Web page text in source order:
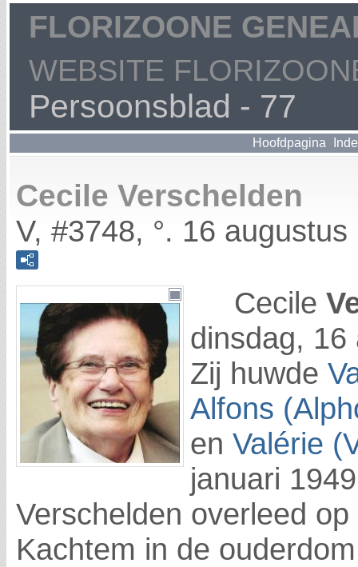
FLORIZOONE
WEBSITE
Persoonsblad - 77
Hoofdpagina
Cecile Verschelden
V, #3748, °. 16
Cecile
dinsdag, 16
Zij huwde
Alfons
en Valérie
januari
Verschelden overleed
Kachtem in de